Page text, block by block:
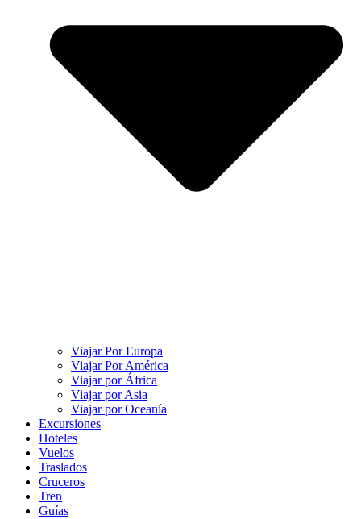
Viajar Por Europa
Viajar Por América
Viajar por África
Viajar por Asia
Viajar por Oceanía
Excursiones
Hoteles
Vuelos
Traslados
Cruceros
Tren
Guías